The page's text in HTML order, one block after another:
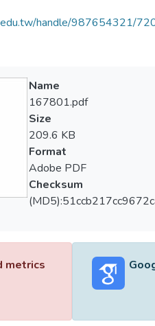
handle/987654321/
Name
167801.pdf
Size
209.6 KB
Format
Adobe PDF
Checksum
metrics